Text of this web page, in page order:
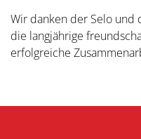
Wir danken der Selo und
die langjährige
erfolgreiche